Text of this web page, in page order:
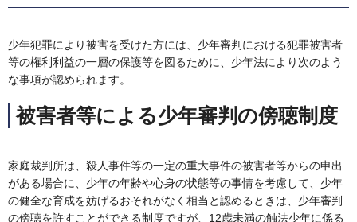
少年犯罪により被害を受けた方には、少年審判における犯罪被害者
等の権利利益の一層の保護等を図るために、少年法により次のよう
な事項が認められます。
被害者等による少年審判の傍聴制度
家庭裁判所は、殺人事件等の一定の重大事件の被害者等からの申出
がある場合に、少年の年齢や心身の状態等の事情を考慮して、少年
の健全な育成を妨げるおそれがなく相当と認めるときは、少年審判
の傍聴を許すことができる制度ですが、12歳未満の触法少年に係る